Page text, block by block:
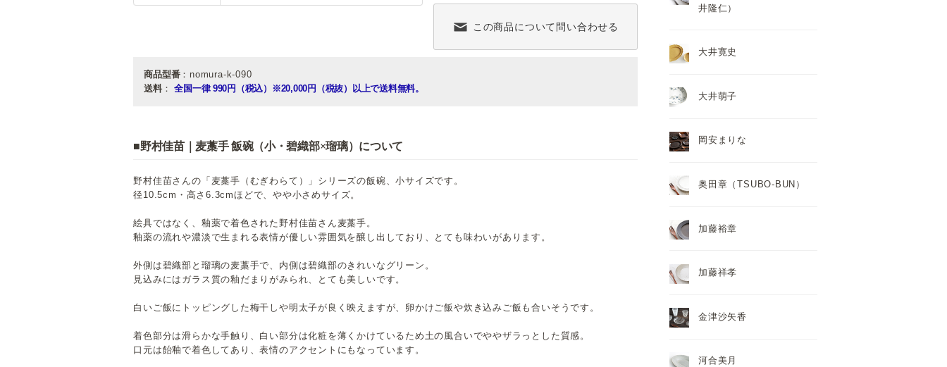
この商品について問い合わせる
商品型番：nomura-k-090
送料： 全国一律 990円（税込） ※20,000円（税抜）以上で送料無料。
■野村佳苗｜麦藁手 飯碗（小・碧織部×瑠璃）について
野村佳苗さんの「麦藁手（むぎわらて）」シリーズの飯碗、小サイズです。
径10.5cm・高さ6.3cmほどで、やや小さめサイズ。
絵具ではなく、釉薬で着色された野村佳苗さん麦藁手。
釉薬の流れや濃淡で生まれる表情が優しい雰囲気を醸し出しており、とても味わいがあります。
外側は碧織部と瑠璃の麦藁手で、内側は碧織部のきれいなグリーン。
見込みにはガラス質の釉だまりがみられ、とても美しいです。
白いご飯にトッピングした梅干しや明太子が良く映えますが、卵かけご飯や炊き込みご飯も合いそうです。
着色部分は滑らかな手触り、白い部分は化粧を薄くかけているため土の風合いでややザラっとした質感。
口元は飴釉で着色してあり、表情のアクセントにもなっています。
井隆仁）
大井寛史
大井萌子
岡安まりな
奥田章（TSUBO-BUN）
加藤裕章
加藤祥孝
金津沙矢香
河合美月